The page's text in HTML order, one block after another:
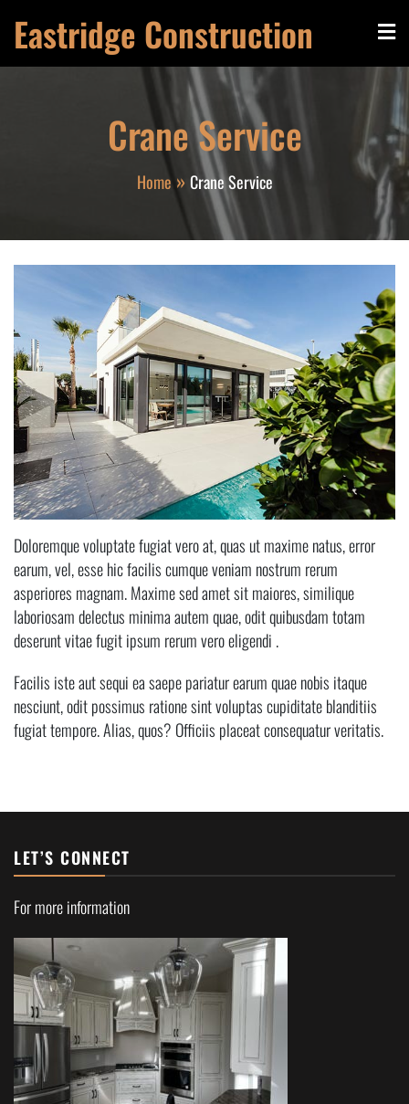
Eastridge Construction
Crane Service
Home Crane Service
Doloremque voluptate fugiat vero at, quas ut maxime natus, error
earum, vel, esse hic facilis cumque veniam nostrum rerum
asperiores magnam. Maxime sed amet sit maiores, similique
laboriosam delectus minima autem quae, odit quibusdam totam
deserunt vitae fugit ipsum rerum vero eligendi .
Facilis iste aut sequi ea saepe pariatur earum quae nobis itaque
nesciunt, odit possimus ratione sint voluptas cupiditate blanditiis
fugiat tempore. Alias, quos? Officiis placeat consequatur veritatis.
LET’S CONNECT
For more information